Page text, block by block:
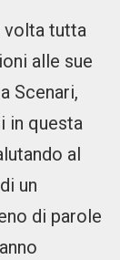
volta tutta
alle sue
Scenari,
in questa
al
un
di parole